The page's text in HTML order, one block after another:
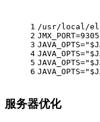
1
2
3
4
5
6
/usr/local/
JMX_PORT=9305
服务器优化